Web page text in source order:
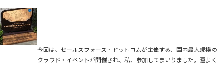
今回は、セールスフォース・ドットコムが主催する、国内最大規模の
クラウド・イベントが開催され、私、参加してまいりました。運よく